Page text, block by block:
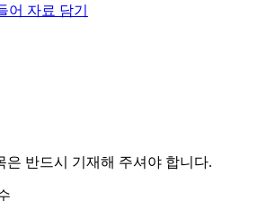
어 자료 담기
은 반드시 기재해 주셔야 합니다.